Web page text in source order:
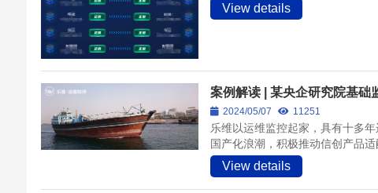
View details
案例解读 | 某央企研究院基础
2024/05/07 11251
乐维以运维监控起家，具有十多
国产化浪潮，积极推动信创产品适
View details